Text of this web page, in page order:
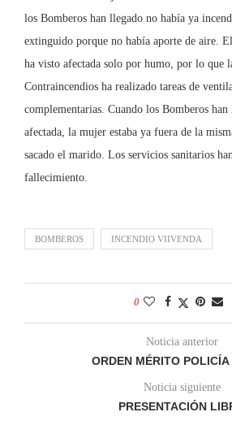
los Bomberos han llegado no había ya
extinguido porque no había aporte de aire.
ha visto afectada solo por humo, por lo que
Contraincendios ha realizado tareas de
complementarias. Cuando los Bomberos
afectada, la mujer estaba ya fuera de la
sacado el marido. Los servicios sanitarios
fallecimiento.
BOMBEROS INCENDIO VIIVENDA
0
Noticia anterior
ORDEN MÉRITO
Noticia siguiente
PRESENTACIÓN